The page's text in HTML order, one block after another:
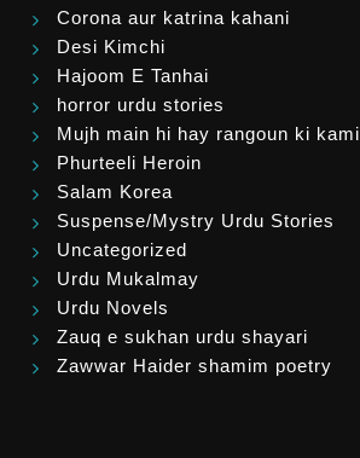
Corona aur katrina kahani
Desi Kimchi
Hajoom E Tanhai
horror urdu stories
Mujh main hi hay rangoun ki kami
Phurteeli Heroin
Salam Korea
Suspense/Mystry Urdu Stories
Uncategorized
Urdu Mukalmay
Urdu Novels
Zauq e sukhan urdu shayari
Zawwar Haider shamim poetry